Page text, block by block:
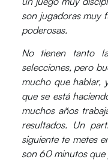
son jugadoras muy
poderosas.
No tienen tanto
selecciones, pero
mucho que hablar,
que se está
muchos años
resultados. Un
siguiente te metes
son 60 minutos que